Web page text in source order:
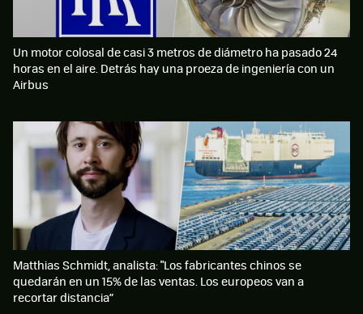
Un motor colosal de casi 3 metros de diámetro ha pasado 24
horas en el aire. Detrás hay una proeza de ingeniería con un
Airbus
Matthias Schmidt, analista: "Los fabricantes chinos se
quedarán en un 15% de las ventas. Los europeos van a
recortar distancia”